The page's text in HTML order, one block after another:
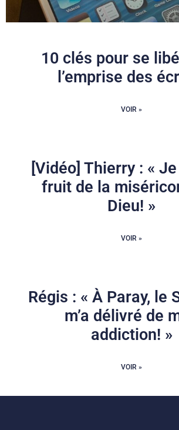
10 clés pour se
l’emprise des
VOIR »
[Vidéo] Thierry : «
fruit de la
Dieu! »
VOIR »
Régis : « À Paray, le
m’a délivré de
addiction! »
VOIR »